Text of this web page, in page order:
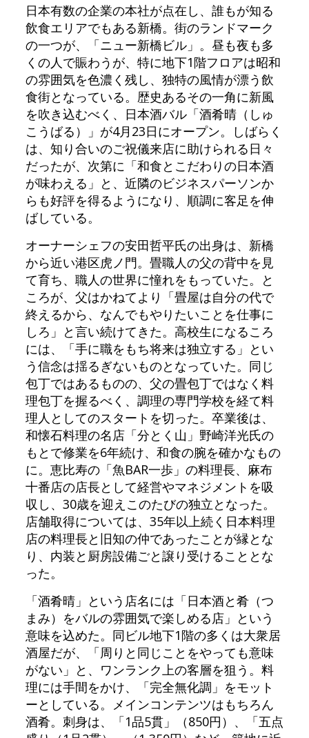
日本有数の企業の本社が点在し、誰もが知る
飲食エリアでもある新橋。街のランドマーク
の一つが、「ニュー新橋ビル」。昼も夜も多
くの人で賑わうが、特に地下1階フロアは昭和
の雰囲気を色濃く残し、独特の風情が漂う飲
食街となっている。歴史あるその一角に新風
を吹き込むべく、日本酒バル「酒肴晴（しゅ
こうばる）」が4月23日にオープン。しばらく
は、知り合いのご祝儀来店に助けられる日々
だったが、次第に「和食とこだわりの日本酒
が味わえる」と、近隣のビジネスパーソンか
らも好評を得るようになり、順調に客足を伸
ばしている。
オーナーシェフの安田哲平氏の出身は、新橋
から近い港区虎ノ門。畳職人の父の背中を見
て育ち、職人の世界に憧れをもっていた。と
ころが、父はかねてより「畳屋は自分の代で
終えるから、なんでもやりたいことを仕事に
しろ」と言い続けてきた。高校生になるころ
には、「手に職をもち将来は独立する」とい
う信念は揺るぎないものとなっていた。同じ
包丁ではあるものの、父の畳包丁ではなく料
理包丁を握るべく、調理の専門学校を経て料
理人としてのスタートを切った。卒業後は、
和懐石料理の名店「分とく山」野崎洋光氏の
もとで修業を6年続け、和食の腕を確かなもの
に。恵比寿の「魚BAR一歩」の料理長、麻布
十番店の店長として経営やマネジメントを吸
収し、30歳を迎えこのたびの独立となった。
店舗取得については、35年以上続く日本料理
店の料理長と旧知の仲であったことが縁とな
り、内装と厨房設備ごと譲り受けることとな
った。
「酒肴晴」という店名には「日本酒と肴（つ
まみ）をバルの雰囲気で楽しめる店」という
意味を込めた。同ビル地下1階の多くは大衆居
酒屋だが、「周りと同じことをやっても意味
がない」と、ワンランク上の客層を狙う。料
理には手間をかけ、「完全無化調」をモット
ーとしている。メインコンテンツはもちろん
酒肴。刺身は、「1品5貫」（850円）、「五点